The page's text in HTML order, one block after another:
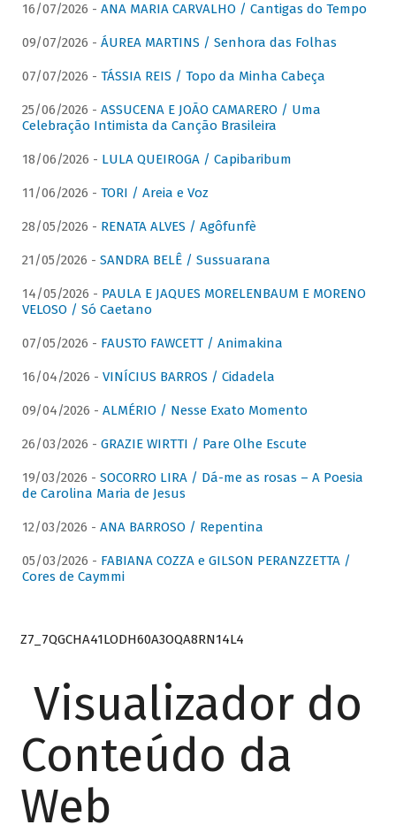
16/07/2026 - ANA MARIA CARVALHO / Cantigas do Tempo
09/07/2026 - ÁUREA MARTINS / Senhora das Folhas
07/07/2026 - TÁSSIA REIS / Topo da Minha Cabeça
25/06/2026 - ASSUCENA E JOÃO CAMARERO / Uma
Celebração Intimista da Canção Brasileira
18/06/2026 - LULA QUEIROGA / Capibaribum
11/06/2026 - TORI / Areia e Voz
28/05/2026 - RENATA ALVES / Agôfunfè
21/05/2026 - SANDRA BELÊ / Sussuarana
14/05/2026 - PAULA E JAQUES MORELENBAUM E MORENO
VELOSO / Só Caetano
07/05/2026 - FAUSTO FAWCETT / Animakina
16/04/2026 - VINÍCIUS BARROS / Cidadela
09/04/2026 - ALMÉRIO / Nesse Exato Momento
26/03/2026 - GRAZIE WIRTTI / Pare Olhe Escute
19/03/2026 - SOCORRO LIRA / Dá-me as rosas – A Poesia
de Carolina Maria de Jesus
12/03/2026 - ANA BARROSO / Repentina
05/03/2026 - FABIANA COZZA e GILSON PERANZZETTA /
Cores de Caymmi
Z7_7QGCHA41LODH60A3OQA8RN14L4
Visualizador do
Conteúdo da
Web